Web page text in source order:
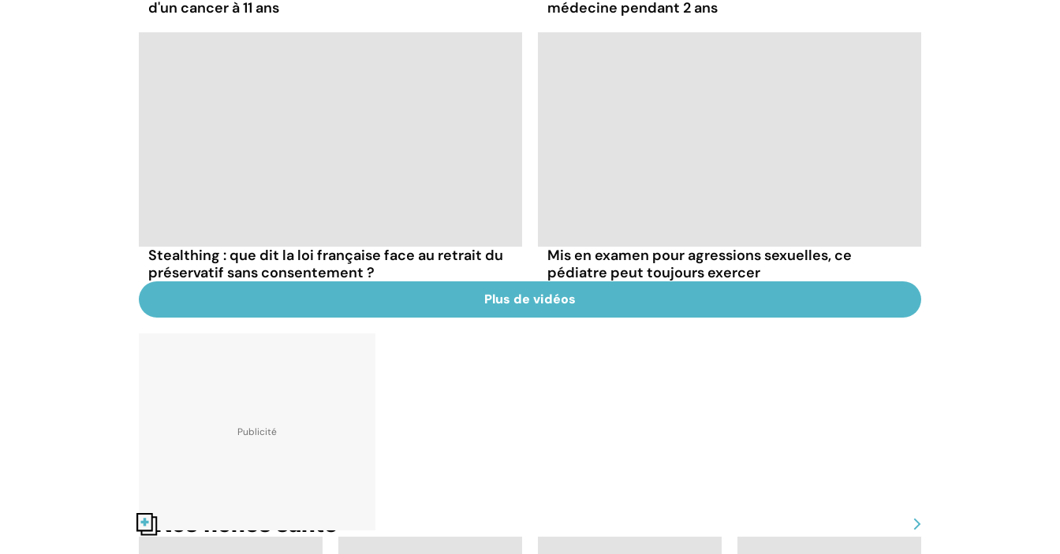
d'un cancer à 11 ans
médecine pendant 2 ans
Stealthing : que dit la loi française face au retrait du
préservatif sans consentement ?
Mis en examen pour agressions sexuelles, ce
pédiatre peut toujours exercer
Plus de vidéos
Nos fiches santé